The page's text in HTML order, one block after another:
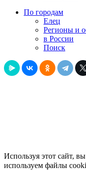
По городам
Елец
Регионы и
в России
Поиск
Используя этот сайт,
используем файлы